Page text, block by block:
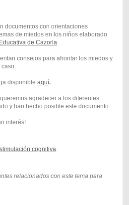
documentos con orientaciones
de miedos en los niños elaborado
de Cazorla
consejos para afrontar los miedos y
disponible aquí.
agradecer a los diferentes
y han hecho posible este documento.
interés!
cognitiva
relacionados con este tema para